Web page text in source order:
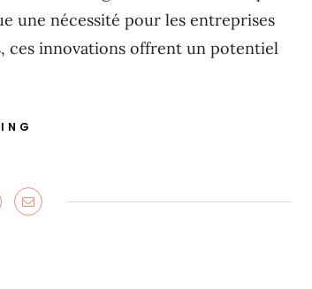
une nécessité pour les entreprises
ces innovations offrent un potentiel